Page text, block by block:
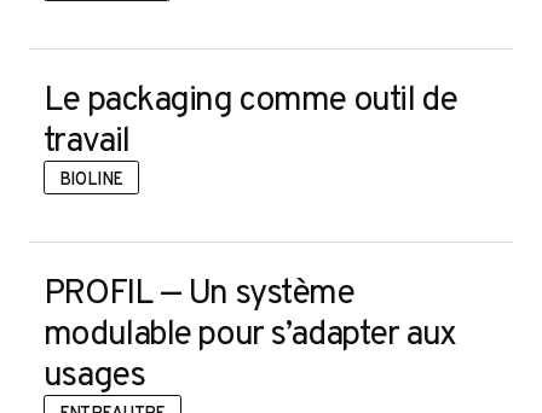
DESIGN UXUI
DESIGN DES USAGES
Le packaging comme outil de
travail
BIOLINE
PROFIL — Un système
modulable pour s’adapter aux
usages